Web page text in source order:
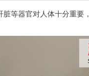
脏等器官对人体十分重要